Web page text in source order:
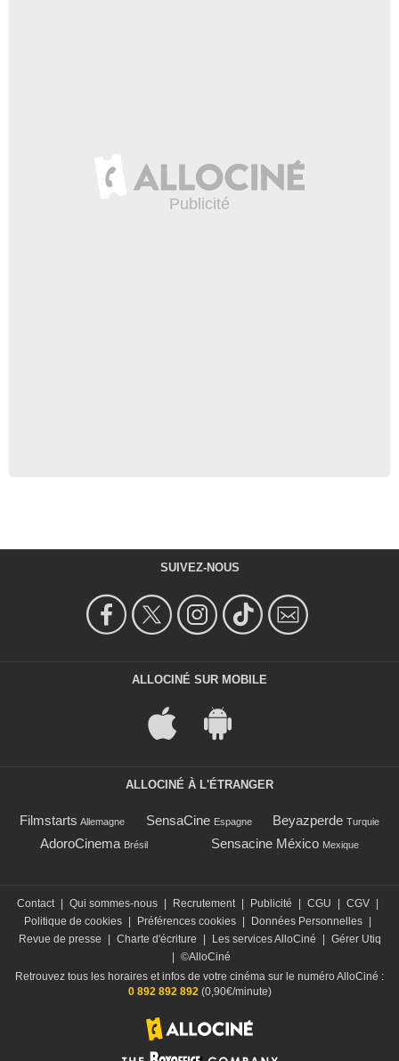
SUIVEZ-NOUS
ALLOCINÉ SUR MOBILE
ALLOCINÉ À L'ÉTRANGER
Filmstarts Allemagne SensaCine Espagne Beyazperde Turquie
AdoroCinema Brésil Sensacine México Mexique
Contact Qui sommes-nous Recrutement Publicité CGU CGV
Politique de cookies
Préférences cookies Données Personnelles
Revue de presse
Charte d'écriture Les services AlloCiné
Gérer Utiq
©AlloCiné
Retrouvez tous les horaires et infos de votre cinéma sur le numéro AlloCiné :
0 892 892 892(0,90€/minute)